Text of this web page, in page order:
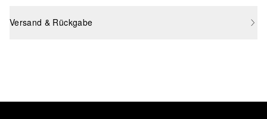
Versand & Rückgabe